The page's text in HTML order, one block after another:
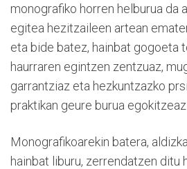
monografiko horren helburua da
egitea hezitzaileen artean
eta bide batez, hainbat gogoeta
haurraren egintzen zentzuaz,
garrantziaz eta hezkuntzazko
praktikan geure burua egokitzeaz.
Monografikoarekin batera,
hainbat liburu, zerrendatzen ditu